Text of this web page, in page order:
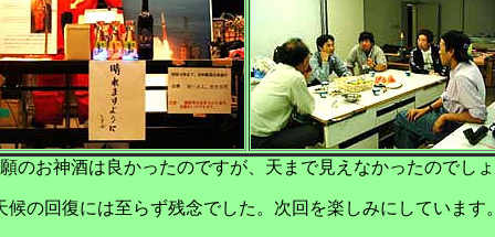
のお神酒は良かったのですが、天まで見えなかったのでしょ
候の回復には至らず残念でした。次回を楽しみにしています。